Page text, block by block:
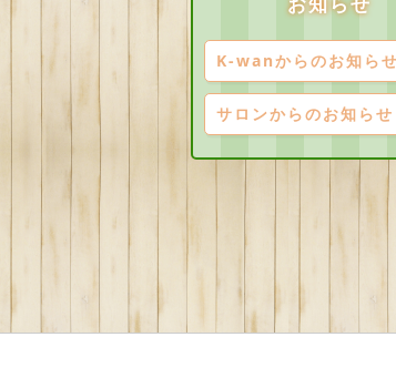
K-wanからのお知らせ
サロンからのお知らせ